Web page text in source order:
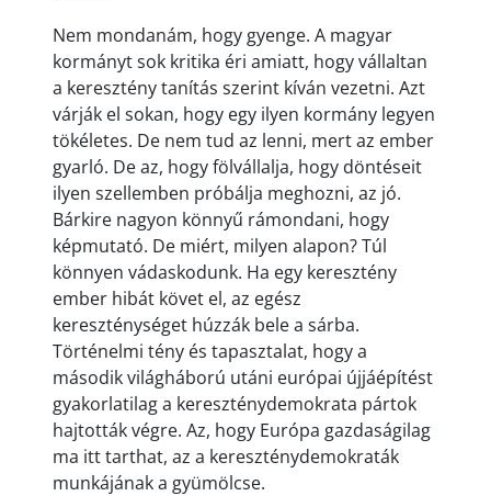
Nem mondanám, hogy gyenge. A magyar
kormányt sok kritika éri amiatt, hogy vállaltan
a keresztény tanítás szerint kíván vezetni. Azt
várják el sokan, hogy egy ilyen kormány legyen
tökéletes. De nem tud az lenni, mert az ember
gyarló. De az, hogy fölvállalja, hogy döntéseit
ilyen szellemben próbálja meghozni, az jó.
Bárkire nagyon könnyű rámondani, hogy
képmutató. De miért, milyen alapon? Túl
könnyen vádaskodunk. Ha egy keresztény
ember hibát követ el, az egész
kereszténységet húzzák bele a sárba.
Történelmi tény és tapasztalat, hogy a
második világháború utáni európai újjáépítést
gyakorlatilag a kereszténydemokrata pártok
hajtották végre. Az, hogy Európa gazdaságilag
ma itt tarthat, az a kereszténydemokraták
munkájának a gyümölcse.